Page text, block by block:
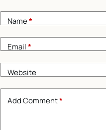
Name*
Email*
Website
Add Comment*